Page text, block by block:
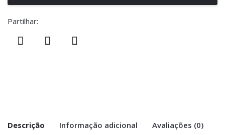
Partilhar:
Descrição Informação adicional Avaliações (0)